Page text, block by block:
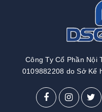
Công Ty Cổ Phần Nội
0109882208 do Sở Kế